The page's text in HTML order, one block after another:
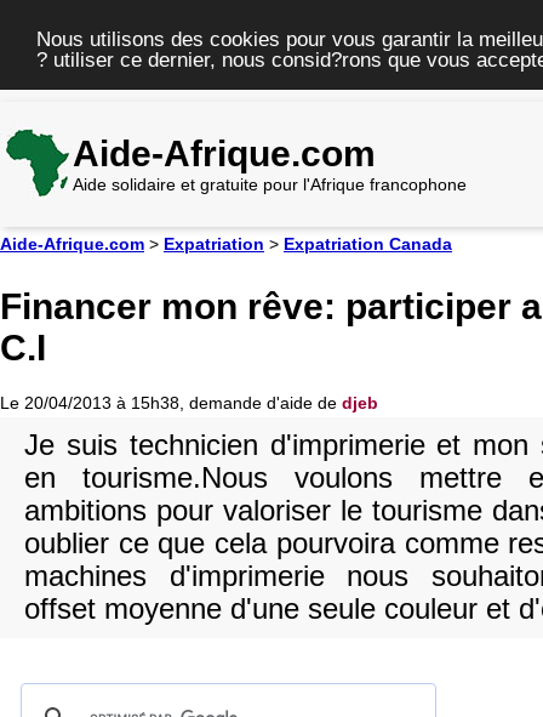
Nous utilisons des cookies pour vous garantir la
? utiliser ce dernier, nous consid?rons que vous
Aide-Afrique.com
Aide solidaire et gratuite pour l'Afrique francophone
Aide-Afrique.com > Expatriation > Expatriation Canada
Financer mon rêve: participer
C.I
Le 20/04/2013 à 15h38, demande d'aide de djeb
Je suis technicien d'imprimerie et mon
en tourisme.Nous voulons mettre
ambitions pour valoriser le tourisme
oublier ce que cela pourvoira comme
machines d'imprimerie nous
offset moyenne d'une seule couleur et